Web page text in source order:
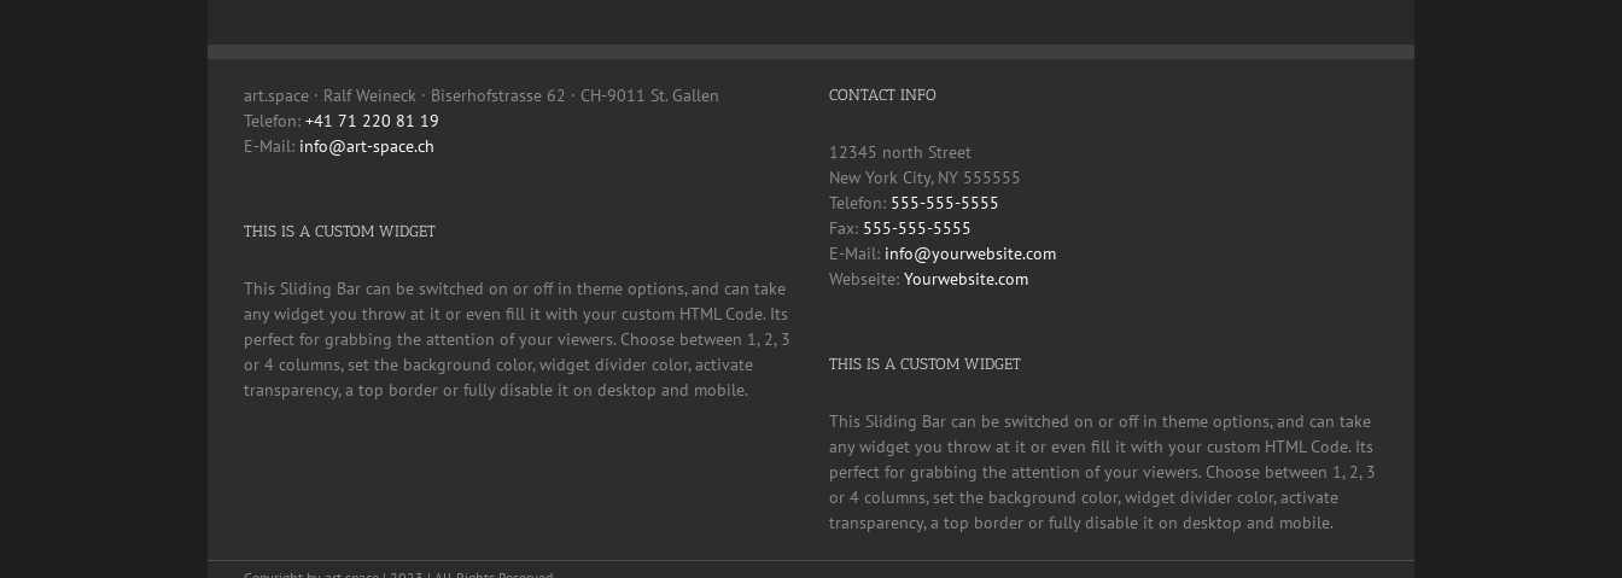
art.space · Ralf Weineck · Biserhofstrasse 62 · CH-9011 St. Gallen
Telefon: +41 71 220 81 19
E-Mail: info@art-space.ch
THIS IS A CUSTOM WIDGET
This Sliding Bar can be switched on or off in theme options, and can take
any widget you throw at it or even fill it with your custom HTML Code. Its
perfect for grabbing the attention of your viewers. Choose between 1, 2, 3
or 4 columns, set the background color, widget divider color, activate
transparency, a top border or fully disable it on desktop and mobile.
CONTACT INFO
12345 north Street
New York City, NY 555555
Telefon: 555-555-5555
Fax: 555-555-5555
E-Mail: info@yourwebsite.com
Webseite: Yourwebsite.com
THIS IS A CUSTOM WIDGET
This Sliding Bar can be switched on or off in theme options, and can take
any widget you throw at it or even fill it with your custom HTML Code. Its
perfect for grabbing the attention of your viewers. Choose between 1, 2, 3
or 4 columns, set the background color, widget divider color, activate
transparency, a top border or fully disable it on desktop and mobile.